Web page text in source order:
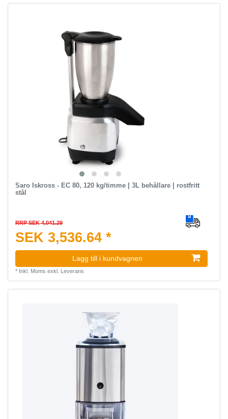
Saro Iskross - EC 80, 120 kg/timme | 3L behållare | rostfritt
stål
RRP SEK 4,041.29
SEK 3,536.64 *
Lagg till i kundvagnen
* Inkl. Moms exkl. Leverans